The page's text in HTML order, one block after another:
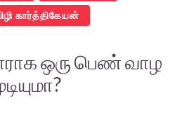
கார்த்திகேயன்
ஒரு பெண் வாழ